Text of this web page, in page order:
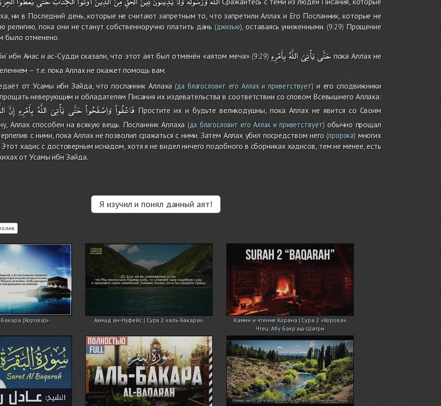
ни в Последний день, которые не считают запретным то, что запретили Аллах и Его Посланник, которые не
религию, пока они не станут собственноручно платить дань (джизью), оставаясь униженными. (9:29)Прощение
было отменено.
ибн Анас и ас-Судди сказали, что этот аят был отменён «аятом меча»(9:29) حَتَّىيَأْتِىَاللَّهُبِأَمْرِهِ
пока Аллах не
– т.е. пока Аллах не окажет помощь вам.
от Усамы ибн Зайда, что посланник Аллаха (да благословит его Аллах и приветствует)и его сподвижники
неверующим и обладателям Писания их издевательства в соответствии со словом Всевышнего Аллаха:
فَاعْفُواْوَاصْفَحُواْحَتَّى يَأْتِىَ اللَّهُ بِأَمْرِهِ إِنَّ
Простите их и будьте великодушны, пока Аллах не явится со Своим
Аллах способен на всякую вещь. Посланник Аллаха (да благословит его Аллах и приветствует)обычно прощал
с ними, пока Аллах не позволил сражаться с ними. Затем Аллах убил посредством него(пророка) многих
хадис с достоверным иснадом, хотя я не видел ничего подобного в сборниках хадисов, тем не менее, есть
от Усамы ибн Зайда.
Я изучил и понял данный аят!
Бакара (Корова)» Ахмад ан-Нуфейс | Сура 2 «аль-Бакара».
Камин и чтение Корана | Сура 2 «Корова»
Чтец: Абу Бакр аш-Шатри